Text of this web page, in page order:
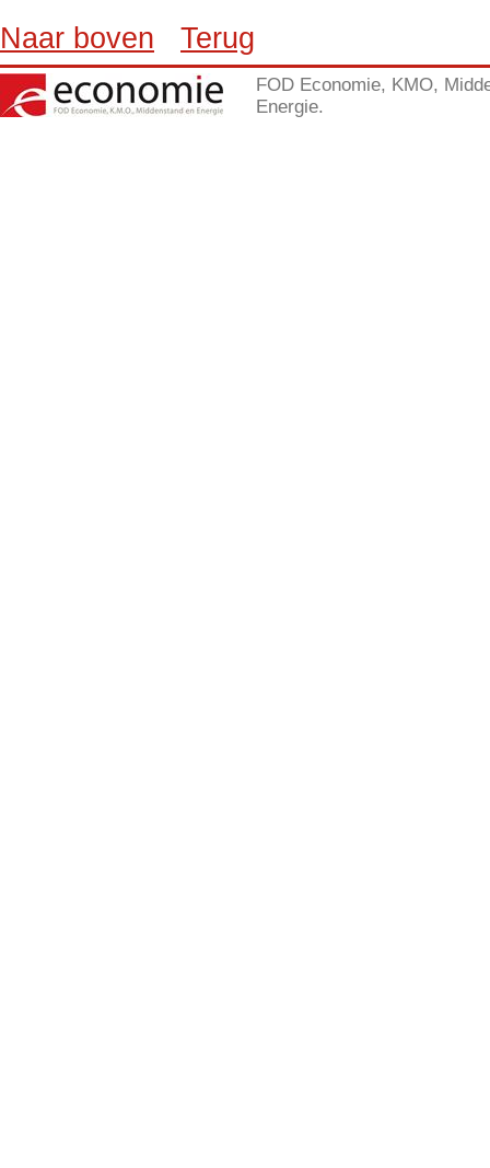
Naar boven Terug
FOD Economie, KMO,
Energie.